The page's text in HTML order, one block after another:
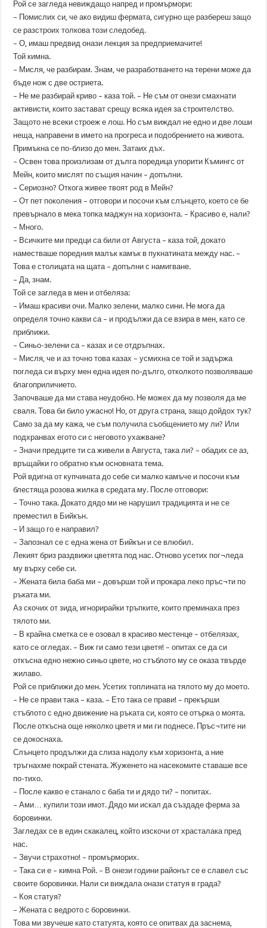
Рой се загледа невиждащо напред и промърмори:
– Помислих си, че ако видиш фермата, сигурно ще разбереш защо
се разстроих толкова този следобед.
– О, имаш предвид онази лекция за предприемачите!
Той кимна.
– Мисля, че разбирам. Знам, че разработването на терени може да
бъде нож с две остриета.
– Не ме разбирай криво – каза той. – Не съм от онези смахнати
активисти, които застават срещу всяка идея за строителство.
Защото не всеки строеж е лош. Но съм виждал не едно и две лоши
неща, направени в името на прогреса и подобрението на живота.
Примъкна се по-близо до мен. Затаих дъх.
– Освен това произлизам от дълга поредица упорити Къмингс от
Мейн, които мислят по същия начин – допълни.
– Сериозно? Откога живее твоят род в Мейн?
– От пет поколения – отговори и посочи към слънцето, което се бе
превърнало в мека топка маджун на хоризонта. – Красиво е, нали?
– Много.
– Всичките ми предци са били от Августа – каза той, докато
наместваше поредния малък камък в пукнатината между нас. –
Това е столицата на щата – допълни с намигване.
– Да, знам.
Той се загледа в мен и отбеляза:
– Имаш красиви очи. Малко зелени, малко сини. Не мога да
определя точно какви са – и продължи да се взира в мен, като се
приближи.
– Синьо-зелени са – казах и се отдръпнах.
– Мисля, че и аз точно това казах – усмихна се той и задържа
погледа си върху мен една идея по-дълго, отколкото позволяваше
благоприличието.
Започваше да ми става неудобно. Не можех да му позволя да ме
сваля. Това би било ужасно! Но, от друга страна, защо дойдох тук?
Само за да му кажа, че съм получила съобщението му ли? Или
подхранвах егото си с неговото ухажване?
– Значи предците ти са живели в Августа, така ли? – обадих се аз,
връщайки го обратно към основната тема.
Рой вдигна от купчината до себе си малко камъче и посочи към
блестяща розова жилка в средата му. После отговори:
– Точно така. Докато дядо ми не нарушил традицията и не се
преместил в Бийкън.
– И защо го е направил?
– Запознал се с една жена от Бийкън и се влюбил.
Лекият бриз раздвижи цветята под нас. Отново усетих пог¬леда
му върху себе си.
– Жената била баба ми – довърши той и прокара леко пръс¬ти по
ръката ми.
Аз скочих от зида, игнорирайки тръпките, които преминаха през
тялото ми.
– В крайна сметка се е озовал в красиво местенце – отбелязах,
като се огледах. – Виж ги само тези цветя! – опитах се да си
откъсна едно нежно синьо цвете, но стъблото му се оказа твърде
жилаво.
Рой се приближи до мен. Усетих топлината на тялото му до моето.
– Не се прави така – каза. – Ето така се прави! – прекърши
стъблото с едно движение на ръката си, която се отърка о моята.
После откъсна още няколко цветя и ми ги поднесе. Пръс¬тите ни
се докоснаха.
Слънцето продължи да слиза надолу към хоризонта, а ние
тръгнахме покрай стената. Жуженето на насекомите ставаше все
по-тихо.
– После какво е станало с баба ти и дядо ти? – попитах.
– Ами… купили този имот. Дядо ми искал да създаде ферма за
боровинки.
Загледах се в един скакалец, който изскочи от храсталака пред
нас.
– Звучи страхотно! – промърморих.
– Така си е – кимна Рой. – В онези години районът се е славел със
своите боровинки. Нали си виждала онази статуя в града?
– Коя статуя?
– Жената с ведрото с боровинки.
Това ми звучеше като статуята, която се опитвах да заснема,